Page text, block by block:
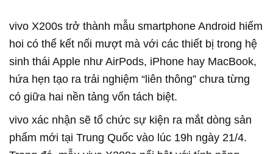
vivo X200s trở thành mẫu smartphone Android hiếm
hoi có thể kết nối mượt mà với các thiết bị trong hệ
sinh thái Apple như AirPods, iPhone hay MacBook,
hứa hẹn tạo ra trải nghiệm “liên thông” chưa từng
có giữa hai nền tảng vốn tách biệt.
vivo xác nhận sẽ tổ chức sự kiện ra mắt dòng sản
phẩm mới tại Trung Quốc vào lúc 19h ngày 21/4.